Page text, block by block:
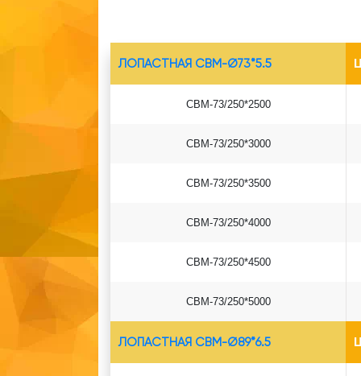
ЛОПАСТНАЯ СВМ-Ø73*5.5
СВМ-73/250*2500
СВМ-73/250*3000
СВМ-73/250*3500
СВМ-73/250*4000
СВМ-73/250*4500
СВМ-73/250*5000
ЛОПАСТНАЯ СВМ-Ø89*6.5